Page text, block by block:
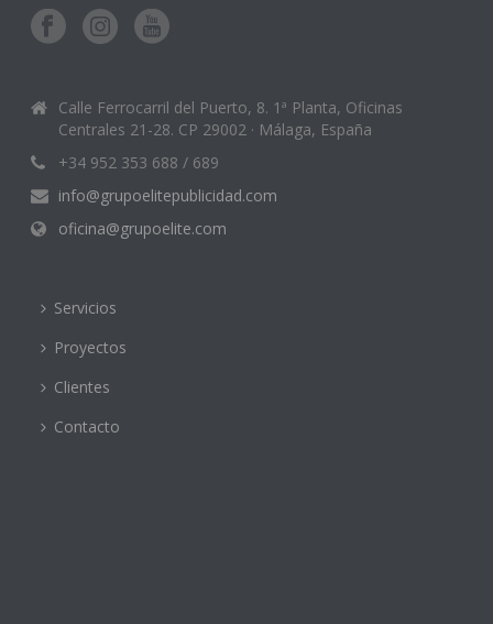
Calle Ferrocarril del Puerto, 8. 1ª Planta, Oficinas
Centrales 21-28. CP 29002 · Málaga, España
+34 952 353 688 / 689
info@grupoelitepublicidad.com
oficina@grupoelite.com
Servicios
Proyectos
Clientes
Contacto